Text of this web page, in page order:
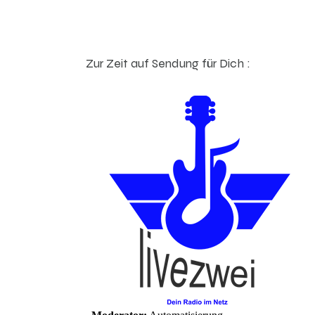
Zur Zeit auf Sendung für Dich :